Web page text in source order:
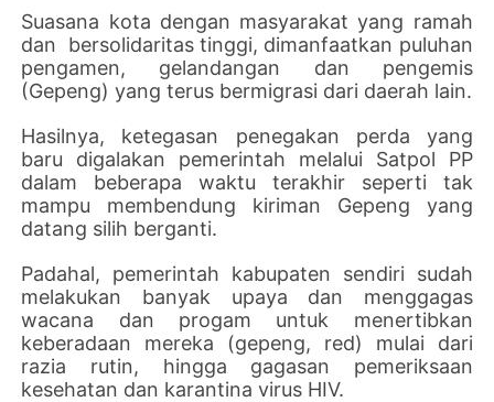
Suasana kota dengan masyarakat yang ramah
dan bersolidaritas tinggi, dimanfaatkan puluhan
pengamen, gelandangan dan pengemis
(Gepeng) yang terus bermigrasi dari daerah lain.
Hasilnya, ketegasan penegakan perda yang
baru digalakan pemerintah melalui Satpol PP
dalam beberapa waktu terakhir seperti tak
mampu membendung kiriman Gepeng yang
datang silih berganti.
Padahal, pemerintah kabupaten sendiri sudah
melakukan banyak upaya dan menggagas
wacana dan progam untuk menertibkan
keberadaan mereka (gepeng, red) mulai dari
razia rutin, hingga gagasan pemeriksaan
kesehatan dan karantina virus HIV.